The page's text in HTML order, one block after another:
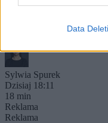
Data
nazwie rzeczy po
małżeństwa dwóch
Sylwia Spurek
Dzisiaj 18:11
18 min
Reklama
Reklama